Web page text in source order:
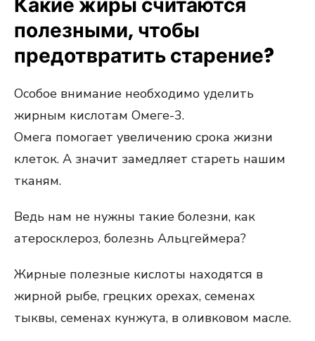
полезными, чтобы
предотвратить старение?
Особое внимание необходимо уделить
жирным кислотам Омеге-3.
Омега помогает увеличению срока жизни
клеток. А значит замедляет стареть нашим
тканям.
Ведь нам не нужны такие болезни, как
атеросклероз, болезнь Альцгеймера?
Жирные полезные кислоты находятся в
жирной рыбе, грецких орехах, семенах
тыквы, семенах кунжута, в оливковом масле.